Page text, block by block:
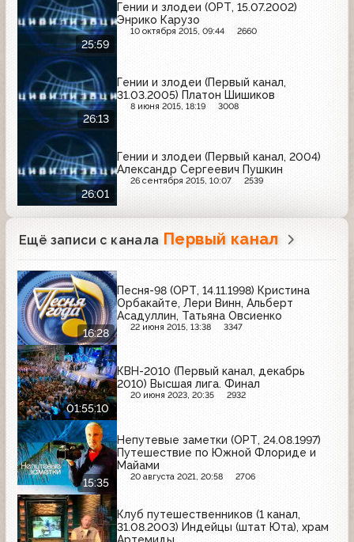
25:59
Гении и злодеи (ОРТ, 15.07.2002)
Энрико Карузо
10 октября 2015, 09:44 2660
26:13
Гении и злодеи (Первый канал,
31.03.2005) Платон Шишиков
8 июня 2015, 18:19 3008
26:01
Гении и злодеи (Первый канал, 2004)
Александр Сергеевич Пушкин
26 сентября 2015, 10:07 2539
Ещё записи с канала Первый канал
16:28
Песня-98 (ОРТ, 14.11.1998) Кристина
Орбакайте, Лери Винн, Альберт
Асадуллин, Татьяна Овсиенко
22 июня 2015, 13:38 3347
01:55:10
КВН-2010 (Первый канал, декабрь
2010) Высшая лига. Финал
20 июня 2023, 20:35 2932
15:35
Непутевые заметки (ОРТ, 24.08.1997)
Путешествие по Южной Флориде и
Майами
20 августа 2021, 20:58 2706
Клуб путешественников (1 канал,
31.08.2003) Индейцы (штат Юта), храм